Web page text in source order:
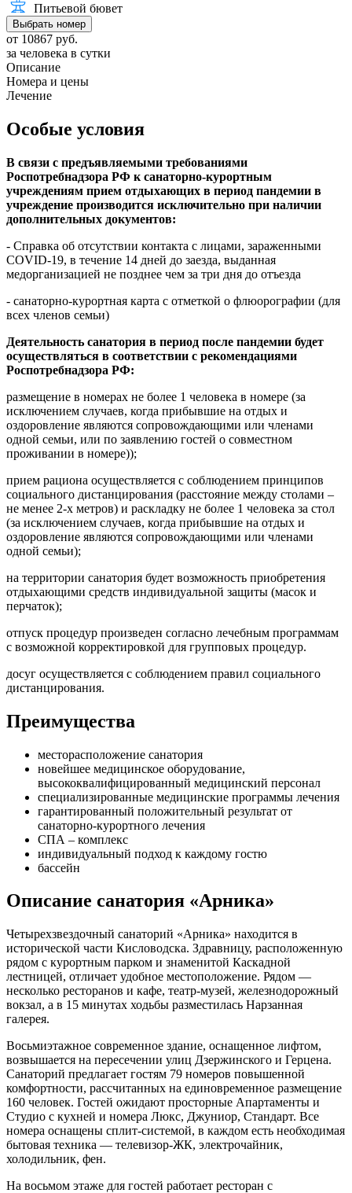
Питьевой бювет
Выбрать номер
от 10867 руб.
за человека в сутки
Описание
Номера и цены
Лечение
Особые условия
В связи с предъявляемыми требованиями
Роспотребнадзора РФ к санаторно-курортным
учреждениям прием отдыхающих в период пандемии в
учреждение производится исключительно при наличии
дополнительных документов:
- Справка об отсутствии контакта с лицами, зараженными
COVID-19, в течение 14 дней до заезда, выданная
медорганизацией не позднее чем за три дня до отъезда
- санаторно-курортная карта с отметкой о флюорографии (для
всех членов семьи)
Деятельность санатория в период после пандемии будет
осуществляться в соответствии с рекомендациями
Роспотребнадзора РФ:
размещение в номерах не более 1 человека в номере (за
исключением случаев, когда прибывшие на отдых и
оздоровление являются сопровождающими или членами
одной семьи, или по заявлению гостей о совместном
проживании в номере));
прием рациона осуществляется с соблюдением принципов
социального дистанцирования (расстояние между столами –
не менее 2-х метров) и раскладку не более 1 человека за стол
(за исключением случаев, когда прибывшие на отдых и
оздоровление являются сопровождающими или членами
одной семьи);
на территории санатория будет возможность приобретения
отдыхающими средств индивидуальной защиты (масок и
перчаток);
отпуск процедур произведен согласно лечебным программам
с возможной корректировкой для групповых процедур.
досуг осуществляется с соблюдением правил социального
дистанцирования.
Преимущества
месторасположение санатория
новейшее медицинское оборудование,
высококвалифицированный медицинский персонал
специализированные медицинские программы лечения
гарантированный положительный результат от
санаторно-курортного лечения
СПА – комплекс
индивидуальный подход к каждому гостю
бассейн
Описание санатория «Арника»
Четырехзвездочный санаторий «Арника» находится в
исторической части Кисловодска. Здравницу, расположенную
рядом с курортным парком и знаменитой Каскадной
лестницей, отличает удобное местоположение. Рядом —
несколько ресторанов и кафе, театр-музей, железнодорожный
вокзал, а в 15 минутах ходьбы разместилась Нарзанная
галерея.
Восьмиэтажное современное здание, оснащенное лифтом,
возвышается на пересечении улиц Дзержинского и Герцена.
Санаторий предлагает гостям 79 номеров повышенной
комфортности, рассчитанных на единовременное размещение
160 человек. Гостей ожидают просторные Апартаменты и
Студио с кухней и номера Люкс, Джуниор, Стандарт. Все
номера оснащены сплит-системой, в каждом есть необходимая
бытовая техника — телевизор-ЖК, электрочайник,
холодильник, фен.
На восьмом этаже для гостей работает ресторан с